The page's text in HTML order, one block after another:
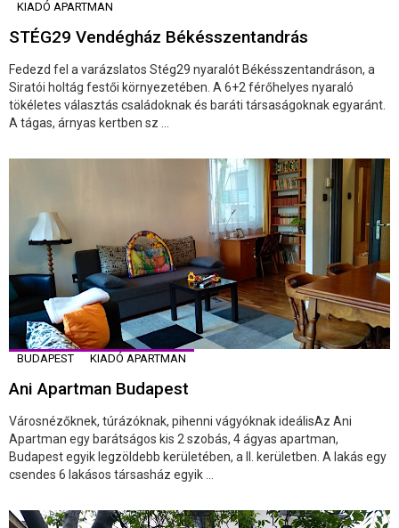
KIADÓ APARTMAN
STÉG29 Vendégház Békésszentandrás
Fedezd fel a varázslatos Stég29 nyaralót Békésszentandráson, a
Siratói holtág festői környezetében. A 6+2 férőhelyes nyaraló
tökéletes választás családoknak és baráti társaságoknak egyaránt.
A tágas, árnyas kertben sz ...
BUDAPEST KIADÓ APARTMAN
Ani Apartman Budapest
Városnézőknek, túrázóknak, pihenni vágyóknak ideálisAz Ani
Apartman egy barátságos kis 2 szobás, 4 ágyas apartman,
Budapest egyik legzöldebb kerületében, a II. kerületben. A lakás egy
csendes 6 lakásos társasház egyik ...